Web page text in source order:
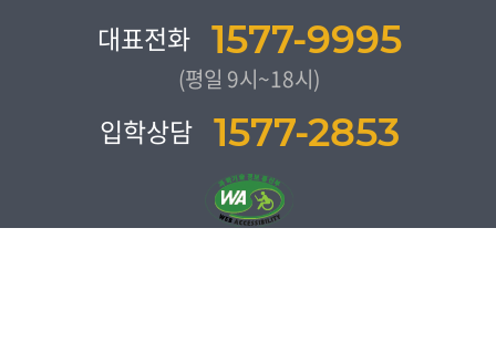
통계•데이터과학과
대표전화 1577-9995
(평일 9시~18시)
입학상담 1577-2853